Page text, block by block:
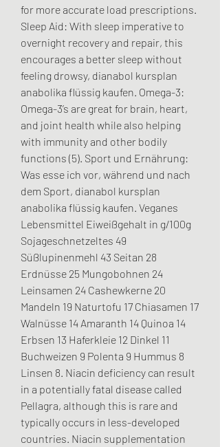
for more accurate load prescriptions.
Sleep Aid: With sleep imperative to
overnight recovery and repair, this
encourages a better sleep without
feeling drowsy, dianabol kursplan
anabolika flüssig kaufen. Omega-3:
Omega-3’s are great for brain, heart,
and joint health while also helping
with immunity and other bodily
functions (5). Sport und Ernährung:
Was esse ich vor, während und nach
dem Sport, dianabol kursplan
anabolika flüssig kaufen. Veganes
Lebensmittel Eiweißgehalt in g/100g
Sojageschnetzeltes 49
Süßlupinenmehl 43 Seitan 28
Erdnüsse 25 Mungobohnen 24
Leinsamen 24 Cashewkerne 20
Mandeln 19 Naturtofu 17 Chiasamen 17
Walnüsse 14 Amaranth 14 Quinoa 14
Erbsen 13 Haferkleie 12 Dinkel 11
Buchweizen 9 Polenta 9 Hummus 8
Linsen 8. Niacin deficiency can result
in a potentially fatal disease called
Pellagra, although this is rare and
typically occurs in less-developed
countries. Niacin supplementation